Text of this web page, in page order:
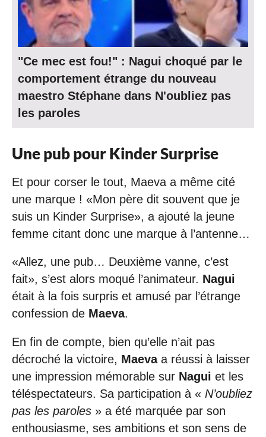
"Ce mec est fou!" : Nagui choqué par le
comportement étrange du nouveau
maestro Stéphane dans N'oubliez pas
les paroles
Une pub pour Kinder Surprise
Et pour corser le tout, Maeva a même cité
une marque ! «Mon père dit souvent que je
suis un Kinder Surprise», a ajouté la jeune
femme citant donc une marque à l’antenne…
«Allez, une pub… Deuxième vanne, c’est
fait», s’est alors moqué l’animateur. Nagui
était à la fois surpris et amusé par l’étrange
confession de Maeva.
En fin de compte, bien qu’elle n’ait pas
décroché la victoire, Maevaa réussi à laisser
une impression mémorable sur Nagui et les
téléspectateurs. Sa participation à « N’oubliez
pas les paroles » a été marquée par son
enthousiasme, ses ambitions et son sens de